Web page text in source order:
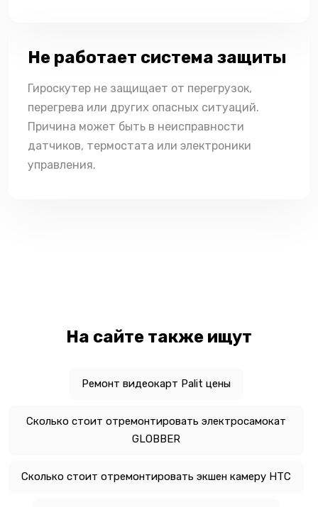
Не работает система защиты
Гироскутер не защищает от перегрузок,
перегрева или других опасных ситуаций.
Причина может быть в неисправности
датчиков, термостата или электроники
управления.
На сайте также ищут
Ремонт видеокарт Palit цены
Сколько стоит отремонтировать электросамокат
GLOBBER
Сколько стоит отремонтировать экшен камеру HTC